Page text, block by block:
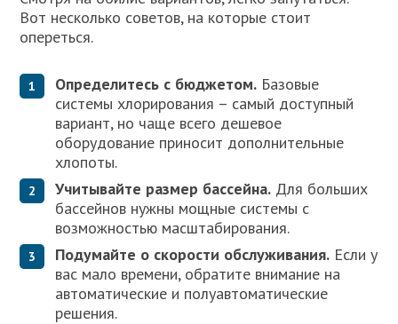
Вот несколько советов, на которые стоит
опереться.
Определитесь с бюджетом. Базовые
системы хлорирования – самый доступный
вариант, но чаще всего дешевое
оборудование приносит дополнительные
хлопоты.
Учитывайте размер бассейна. Для больших
бассейнов нужны мощные системы с
возможностью масштабирования.
Подумайте о скорости обслуживания. Если у
вас мало времени, обратите внимание на
автоматические и полуавтоматические
решения.